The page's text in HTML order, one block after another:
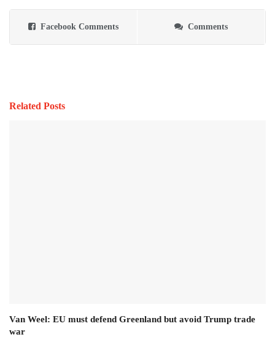
Facebook Comments Comments
Related Posts
Van Weel: EU must defend Greenland but avoid Trump trade
war